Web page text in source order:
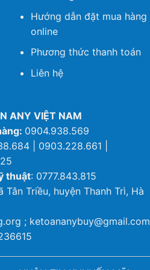
Hướng dẫn đặt mua hàng
online
Phương thức thanh toán
Liên hệ
ANY VIỆT NAM
0904.938.569
| 0903.228.661 |
thuật: 0777.843.815
Tân Triều, huyện Thanh Trì, Hà
; ketoananybuy@gmail.com